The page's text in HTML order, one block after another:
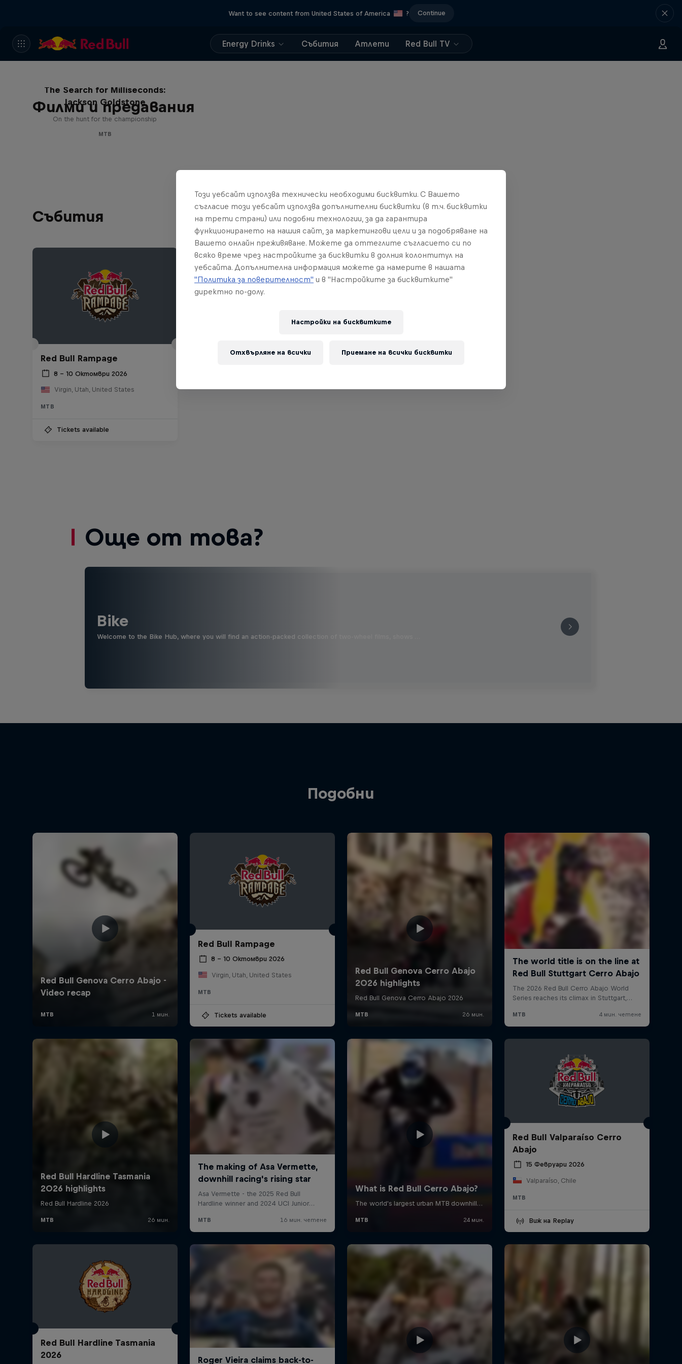
Want to see content from United States of America ? Continue
Energy Drinks Събития Атлети Red Bull TV
Филми и предавания
The Search for Milliseconds:
Jackson Goldstone
On the hunt for the championship
MTB
Събития
Red Bull Rampage
8 – 10 Октомври 2026
Virgin, Utah, United States
MTB
Tickets available
Още от това?
Bike
Welcome to the Bike Hub, where you will find an action-packed collection of two-wheel films, shows …
Подобни
Red Bull Rampage
8 – 10 Октомври 2026
Virgin, Utah, United States
MTB
Tickets available
Red Bull Valparaíso Cerro
Abajo
15 Февруари 2026
Valparaíso, Chile
MTB
Виж на Replay
Red Bull Hardline Tasmania
2026
Този уебсайт използва технически необходими бисквитки. С Вашето
съгласие този уебсайт използва допълнителни бисквитки (в т.ч. бисквитки
на трети страни) или подобни технологии, за да гарантира
функционирането на нашия сайт, за маркетингови цели и за подобряване на
Вашето онлайн преживяване. Можете да оттеглите съгласието си по
всяко време чрез настройките за бисквитки в долния колонтитул на
уебсайта. Допълнителна информация можете да намерите в нашата
"Политика за поверителност" и в "Настройките за бисквитките"
директно по-долу.
Настройки на бисквитките
Отхвърляне на всички Приемане на всички бисквитки